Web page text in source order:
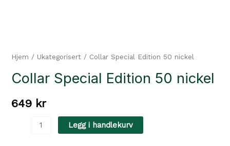
Hjem / Ukategorisert / Collar Special Edition 50 nickel
Collar Special Edition 50 nickel
649 kr
Legg i handlekurv